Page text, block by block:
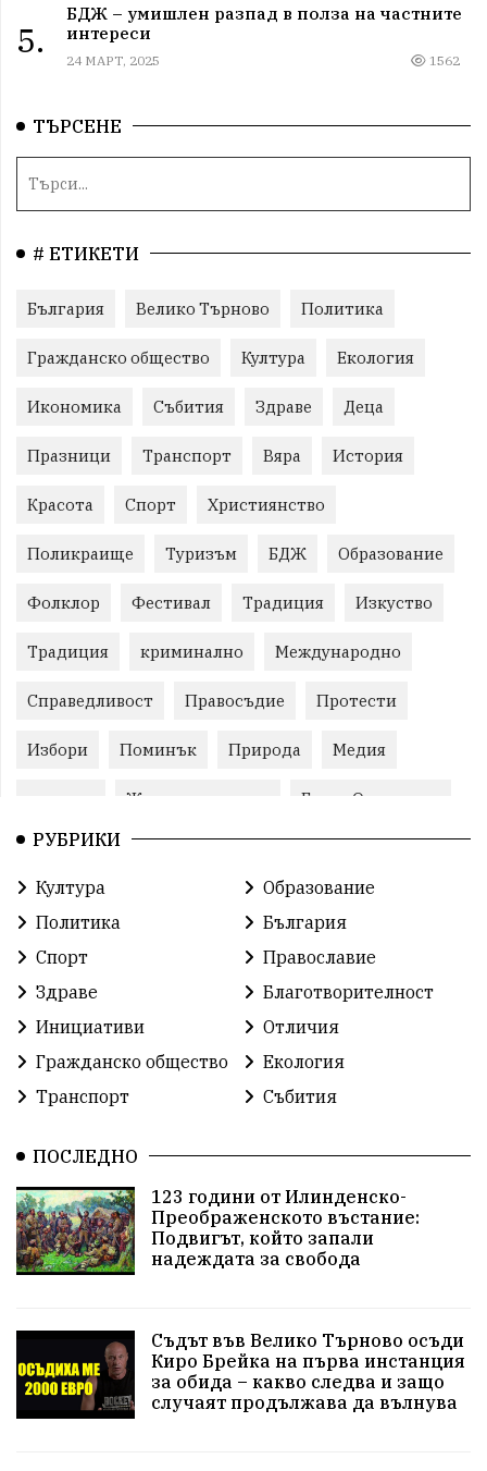
5.
БДЖ – умишлен разпад в полза на частните
интереси
24 МАРТ, 2025 1562
ТЪРСЕНЕ
# ЕТИКЕТИ
България Велико Търново Политика
Гражданско общество Култура Екология
Икономика Събития Здраве Деца
Празници Транспорт Вяра История
Красота Спорт Християнство
Поликраище Туризъм БДЖ Образование
Фолклор Фестивал Традиция Изкуство
Традиция криминално Международно
Справедливост Правосъдие Протести
Избори Поминък Природа Медия
Животновъдство Горна Оряховица
РУБРИКИ
Култура
Образование
Политика
България
Спорт
Православие
Здраве
Благотворителност
Инициативи
Отличия
Гражданско общество
Екология
Транспорт
Събития
ПОСЛЕДНО
123 години от Илинденско-
Преображенското въстание:
Подвигът, който запали
надеждата за свобода
Съдът във Велико Търново осъди
Киро Брейка на първа инстанция
за обида – какво следва и защо
случаят продължава да вълнува